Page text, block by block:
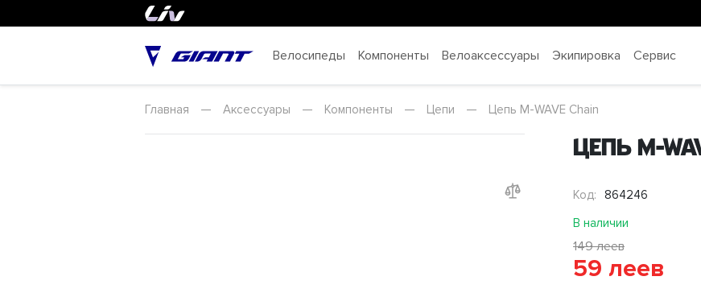
Велосипеды Компоненты Велоаксессуары Экипировка Сервис
Главная — Аксессуары — Компоненты — Цепи — Цепь M-WAVE Chain
Цепь M-
Код:
864246
В наличии
149 леев
59 леев